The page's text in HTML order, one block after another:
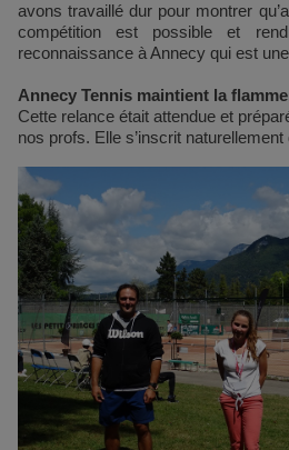
avons travaillé dur pour montrer
compétition est possible et
reconnaissance à Annecy qui est
Annecy Tennis maintient la
Cette relance était attendue et
nos profs. Elle s’inscrit